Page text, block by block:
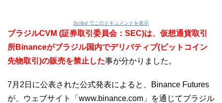
Scribd でこのドキュメントを表示
ブラジルCVM (証券取引委員会：SEC)は、仮想通貨取引
所Binanceがブラジル国内でデリバティブ(ビットコイン
先物取引)の販売を禁止した事が分かりました。
7月2日に公表された公式発表によると、Binance Futures
が、ウェブサイト「www.binance.com」を通じてブラジル